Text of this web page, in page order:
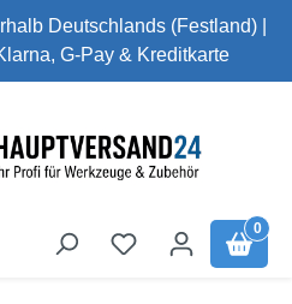
Deutschlands (Festland) |
G-Pay & Kreditkarte
0